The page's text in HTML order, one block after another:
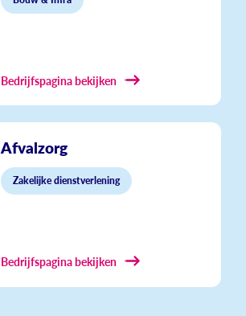
Bedrijfspagina bekijken
Afvalzorg
Zakelijke dienstverlening
Bedrijfspagina bekijken